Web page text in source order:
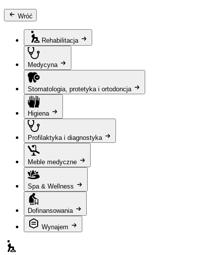
Wróć
Rehabilitacja
Medycyna
Stomatologia, protetyka i ortodoncja
Higiena
Profilaktyka i diagnostyka
Meble medyczne
Spa & Wellness
Dofinansowania
Wynajem